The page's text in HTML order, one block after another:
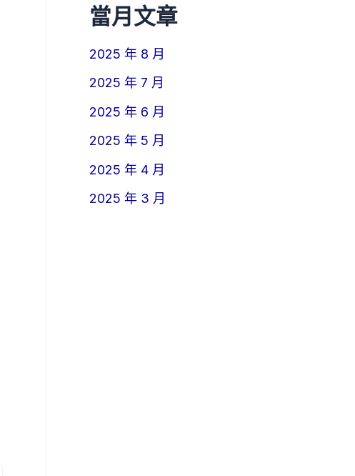
當月文章
2025 年 8 月
2025 年 7 月
2025 年 6 月
2025 年 5 月
2025 年 4 月
2025 年 3 月